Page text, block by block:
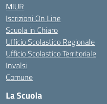
MIUR
Iscrizioni On Line
Scuola in Chiaro
Ufficio Scolastico Regionale
Ufficio Scolastico Territoriale
Invalsi
Comune
La Scuola